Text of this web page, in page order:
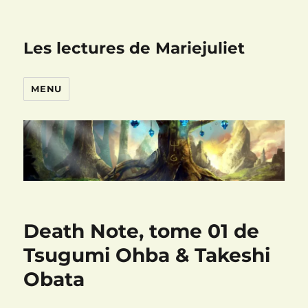
Les lectures de Mariejuliet
MENU
Death Note, tome 01 de
Tsugumi Ohba & Takeshi
Obata